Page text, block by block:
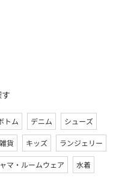
トム デニム
シューズ
貨 キッズ
ランジェリー
マ・ルームウェア
水着